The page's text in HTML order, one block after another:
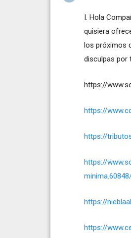
I. Hola
quisiera
los próximos
disculpas por
https://
https://
https://
https://
https://
https://